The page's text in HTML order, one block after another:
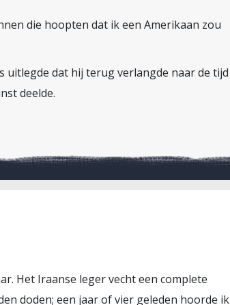
die hoopten dat ik een Amerikaan zou
uitlegde dat hij terug verlangde naar de tijd
deelde.
Het Iraanse leger vecht een complete
doden; een jaar of vier geleden hoorde ik